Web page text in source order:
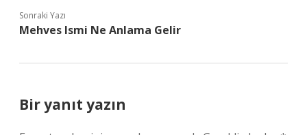
Sonraki Yazı
Mehves Ismi Ne Anlama Gelir
Bir yanıt yazın